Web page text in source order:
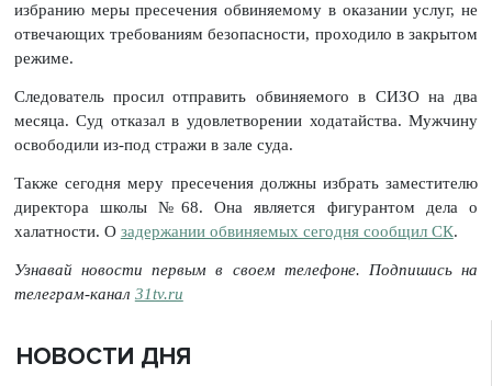
избранию меры пресечения обвиняемому в оказании услуг, не
отвечающих требованиям безопасности, проходило в закрытом
режиме.
Следователь просил отправить обвиняемого в СИЗО на два
месяца. Суд отказал в удовлетворении ходатайства. Мужчину
освободили из-под стражи в зале суда.
Также сегодня меру пресечения должны избрать заместителю
директора школы №68. Она является фигурантом дела о
халатности. О задержании обвиняемых сегодня сообщил СК.
Узнавай новости первым в своем телефоне. Подпишись на
телеграм-канал 31tv.ru
НОВОСТИ ДНЯ